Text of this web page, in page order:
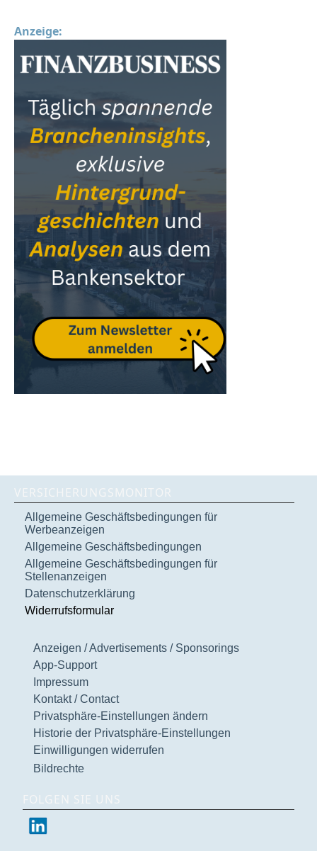
Anzeige:
VERSICHERUNGSMONITOR
Allgemeine Geschäftsbedingungen für
Werbeanzeigen
Allgemeine Geschäftsbedingungen
Allgemeine Geschäftsbedingungen für
Stellenanzeigen
Datenschutzerklärung
Widerrufsformular
Anzeigen / Advertisements / Sponsorings
App-Support
Impressum
Kontakt / Contact
Privatsphäre-Einstellungen ändern
Historie der Privatsphäre-Einstellungen
Einwilligungen widerrufen
Bildrechte
FOLGEN SIE UNS